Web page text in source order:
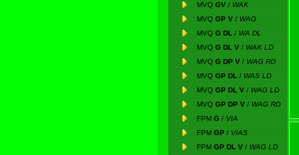
MVQ GV / WAK
MVQ GP V / WAG
MVQ G DL / WA DL
MVQ G DL V / WAK LD
MVQ G DP V / WAG RD
MVQ GP DL / WAS LD
MVQ GP DL V / WAG LD
MVQ GP DP V / WAG RD
FPM G / VIA
FPM GP / VIAS
FPM GP DL V / WAG LD